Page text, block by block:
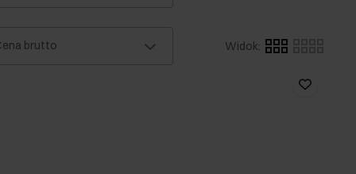
brutto Widok: